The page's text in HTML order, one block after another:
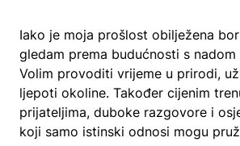
Iako je moja prošlost obilježena
gledam prema budućnosti s
Volim provoditi vrijeme u prirodi,
ljepoti okoline. Također cijenim
prijateljima, duboke razgovore i
koji samo istinski odnosi mogu